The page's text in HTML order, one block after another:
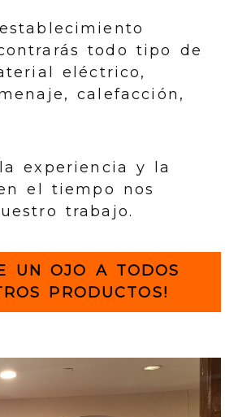
todo tipo de
eléctrico,
calefacción,
experiencia y la
el tiempo nos
trabajo.
UN OJO A TODOS
PRODUCTOS!